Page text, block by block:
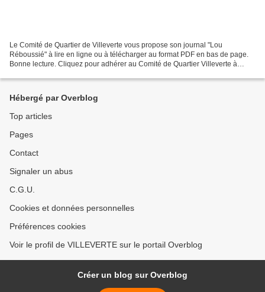
Le Comité de Quartier de Villeverte vous propose son journal "Lou
Réboussié" à lire en ligne ou à télécharger au format PDF en bas de page.
Bonne lecture. Cliquez pour adhérer au Comité de Quartier Villeverte à
Hébergé par Overblog
Top articles
Pages
Contact
Signaler un abus
C.G.U.
Cookies et données personnelles
Préférences cookies
Voir le profil de VILLEVERTE sur le portail Overblog
Créer un blog sur Overblog